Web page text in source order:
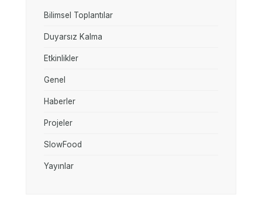
Bilimsel Toplantılar
Duyarsız Kalma
Etkinlikler
Genel
Haberler
Projeler
SlowFood
Yayınlar